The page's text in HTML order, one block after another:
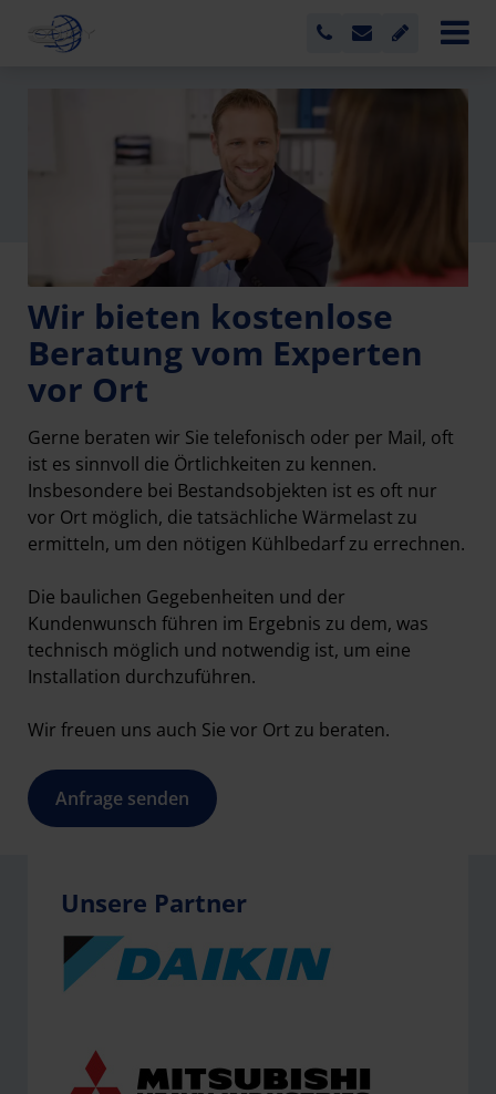
Wir bieten kostenlose
Beratung vom Experten
vor Ort
Gerne beraten wir Sie telefonisch oder per Mail, oft
ist es sinnvoll die Örtlichkeiten zu kennen.
Insbesondere bei Bestandsobjekten ist es oft nur
vor Ort möglich, die tatsächliche Wärmelast zu
ermitteln, um den nötigen Kühlbedarf zu errechnen.
Die baulichen Gegebenheiten und der
Kundenwunsch führen im Ergebnis zu dem, was
technisch möglich und notwendig ist, um eine
Installation durchzuführen.
Wir freuen uns auch Sie vor Ort zu beraten.
Anfrage senden
Unsere Partner